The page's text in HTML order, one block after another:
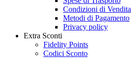
Condizioni di Vendita
Metodi di Pagamento
Privacy policy
Extra Sconti
Fidelity Points
Codici Sconto